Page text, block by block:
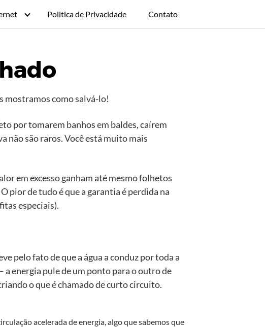
Politica de Privacidade Contato
mostramos como salvá-lo!
por tomarem banhos em baldes, caírem
não são raros. Você está muito mais
em excesso ganham até mesmo folhetos
pior de tudo é que a garantia é perdida na
especiais).
pelo fato de que a água a conduz por toda a
energia pule de um ponto para o outro de
o que é chamado de curto circuito.
acelerada de energia, algo que sabemos que